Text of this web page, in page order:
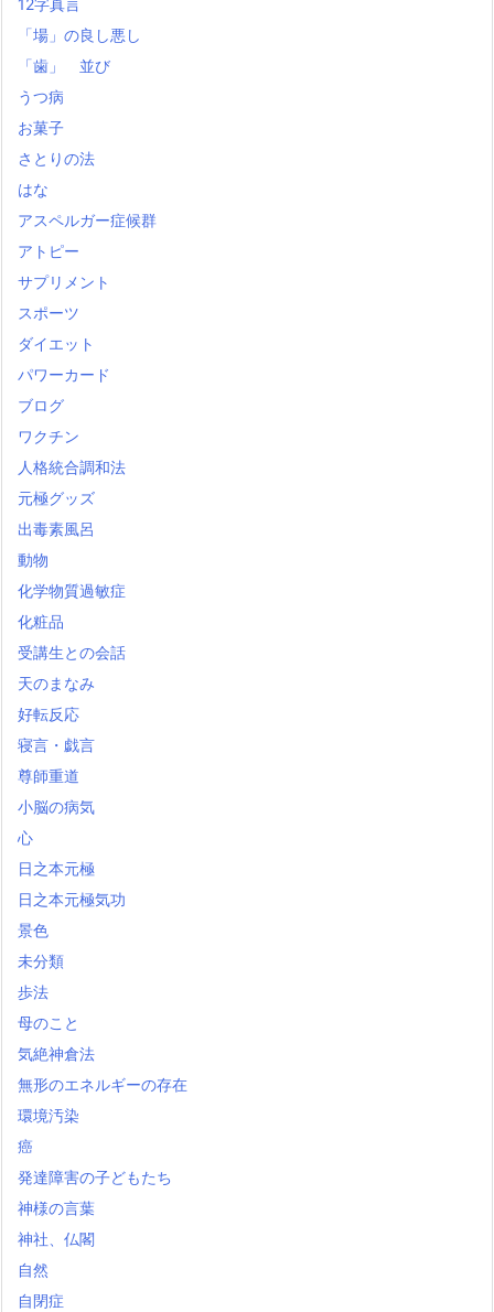
12字真言
「場」の良し悪し
「歯」 並び
うつ病
お菓子
さとりの法
はな
アスペルガー症候群
アトピー
サプリメント
スポーツ
ダイエット
パワーカード
ブログ
ワクチン
人格統合調和法
元極グッズ
出毒素風呂
動物
化学物質過敏症
化粧品
受講生との会話
天のまなみ
好転反応
寝言・戯言
尊師重道
小脳の病気
心
日之本元極
日之本元極気功
景色
未分類
歩法
母のこと
気絶神倉法
無形のエネルギーの存在
環境汚染
癌
発達障害の子どもたち
神様の言葉
神社、仏閣
自然
自閉症